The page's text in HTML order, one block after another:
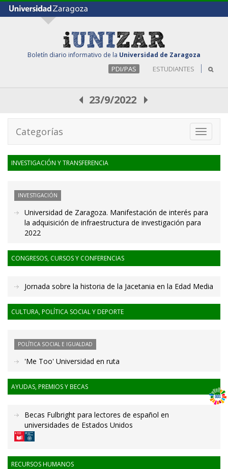
Boletín diario informativo de la Universidad de Zaragoza
PDI/PAS ESTUDIANTES
23/9/2022
Toggle
Categorías
INVESTIGACIÓN Y TRANSFERENCIA
INVESTIGACIÓN
Universidad de Zaragoza. Manifestación de interés para
la adquisición de infraestructura de investigación para
2022
CONGRESOS, CURSOS Y CONFERENCIAS
Jornada sobre la historia de la Jacetania en la Edad Media
CULTURA, POLÍTICA SOCIAL Y DEPORTE
POLÍTICA SOCIAL E IGUALDAD
'Me Too' Universidad en ruta
AYUDAS, PREMIOS Y BECAS
Becas Fulbright para lectores de español en
universidades de Estados Unidos
RECURSOS HUMANOS